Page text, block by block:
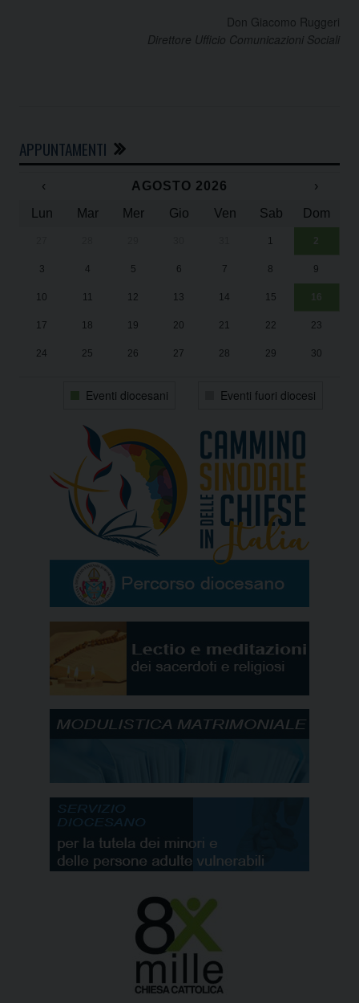
Don Giacomo Ruggeri
Direttore Ufficio Comunicazioni Sociali
APPUNTAMENTI
‹ AGOSTO 2026
›
Lun
Mar Mer Gio Ven Sab Dom
1 2
3 4 5 6 7 8 9
10 11 12 13 14 15 16
17 18 19 20 21 22 23
24 25 26 27 28 29 30
Eventi diocesani Eventi fuori diocesi